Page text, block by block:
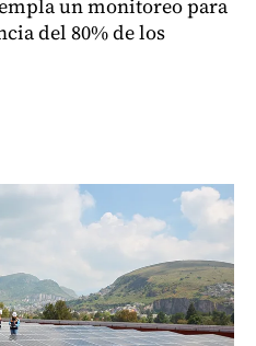
un monitoreo para
del 80% de los